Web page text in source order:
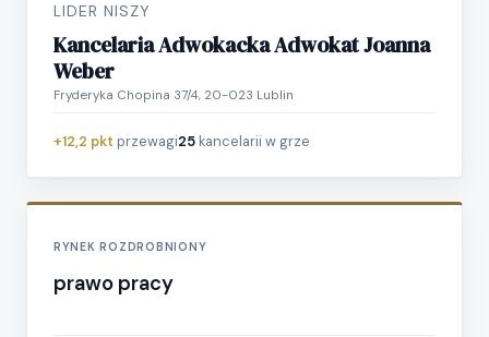
LIDER NISZY
Kancelaria Adwokacka Adwokat Joanna
Weber
Fryderyka Chopina 37/4, 20-023 Lublin
+12,2 pkt przewagi25 kancelarii w grze
RYNEK ROZDROBNIONY
prawo pracy